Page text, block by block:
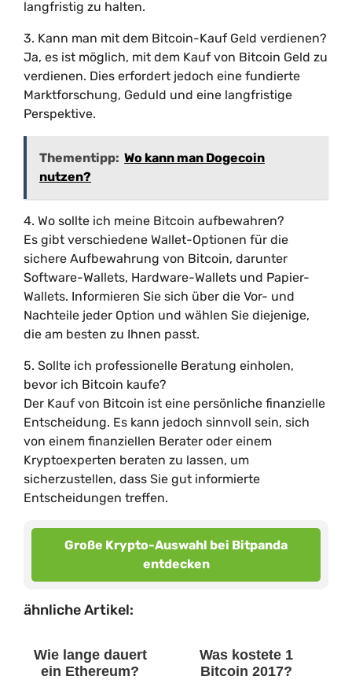
langfristig zu halten.
3. Kann man mit dem Bitcoin-Kauf Geld verdienen?
Ja, es ist möglich, mit dem Kauf von Bitcoin Geld zu
verdienen. Dies erfordert jedoch eine fundierte
Marktforschung, Geduld und eine langfristige
Perspektive.
Thementipp: Wo kann man Dogecoin
nutzen?
4. Wo sollte ich meine Bitcoin aufbewahren?
Es gibt verschiedene Wallet-Optionen für die
sichere Aufbewahrung von Bitcoin, darunter
Software-Wallets, Hardware-Wallets und Papier-
Wallets. Informieren Sie sich über die Vor- und
Nachteile jeder Option und wählen Sie diejenige,
die am besten zu Ihnen passt.
5. Sollte ich professionelle Beratung einholen,
bevor ich Bitcoin kaufe?
Der Kauf von Bitcoin ist eine persönliche finanzielle
Entscheidung. Es kann jedoch sinnvoll sein, sich
von einem finanziellen Berater oder einem
Kryptoexperten beraten zu lassen, um
sicherzustellen, dass Sie gut informierte
Entscheidungen treffen.
Große Krypto-Auswahl bei Bitpanda
entdecken
ähnliche Artikel:
Wie lange dauert
ein Ethereum?
Was kostete 1
Bitcoin 2017?